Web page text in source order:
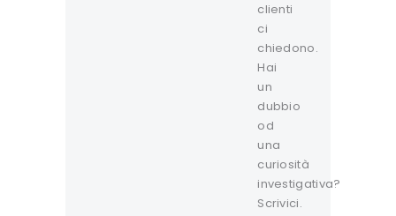
clienti
ci
chiedono.
Hai
un
dubbio
od
una
curiosità
investigativa?
Scrivici.